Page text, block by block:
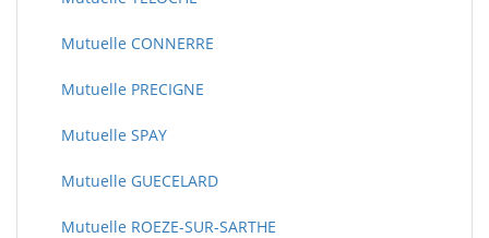
Mutuelle CONNERRE
Mutuelle PRECIGNE
Mutuelle SPAY
Mutuelle GUECELARD
Mutuelle ROEZE-SUR-SARTHE